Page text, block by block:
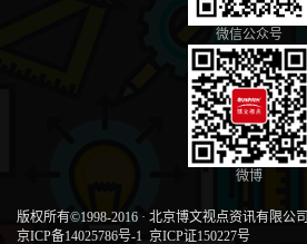
微信公众号
微博
版权所有©1998-2016 · 北京博文视点资讯有限公司
京ICP备14025786号-1 京ICP证150227号